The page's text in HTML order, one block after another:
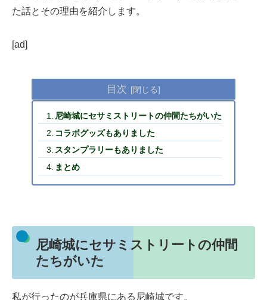
た話とその理由を紹介します。
[ad]
目次
尼崎城にセサミストリートの仲間たちがいた
コラボグッズもありました
スタンプラリーもありました
まとめ
尼崎城にセサミストリートの仲間
たちがいた
私が行ったのが兵庫県にある尼崎城です。